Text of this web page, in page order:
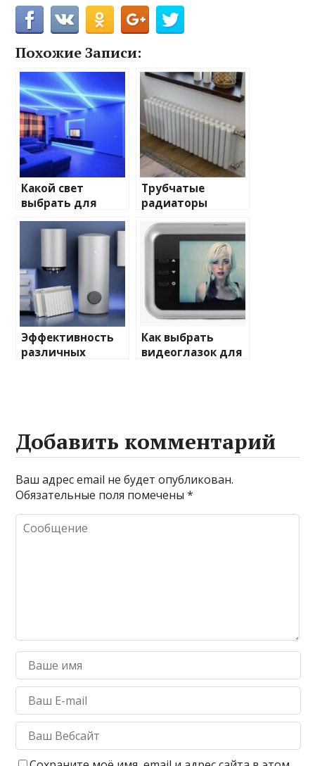
Похожие Записи:
Какой свет
выбрать для
домашнего
освещения
Трубчатые
радиаторы
отопления: виды
и характеристики
Эффективность
различных
Как выбрать
видеоглазок для
Добавить комментарий
Ваш адрес email не будет опубликован.
Обязательные поля помечены*